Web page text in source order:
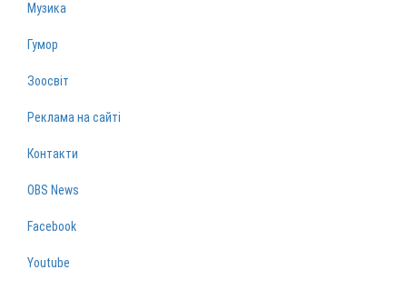
Музика
Гумор
Зоосвіт
Реклама на сайті
Контакти
OBS News
Facebook
Youtube